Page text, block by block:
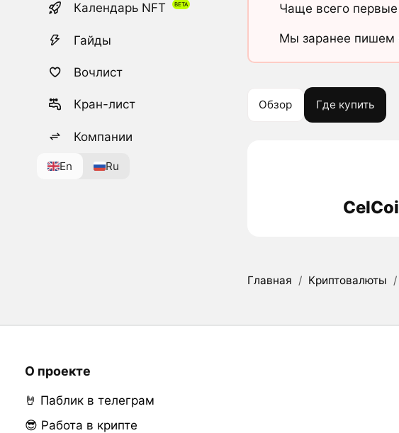
Календарь NFT
Гайды
Вочлист
Кран-лист
Компании
En Ru
Чаще всего
Мы заранее пишем
Обзор Где купить
Главная / Криптовалюты /
О проекте
🤘 Паблик в телеграм
😎 Работа в крипте